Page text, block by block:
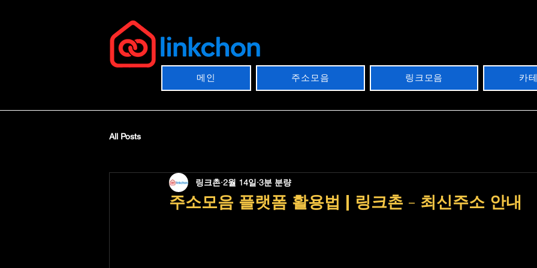
메인 주소모음 링크모음 카
All Posts
주소모음 플랫폼 활용법 | 링크촌 - 최신주소 안내
링크촌 2월 14일 3분 분량